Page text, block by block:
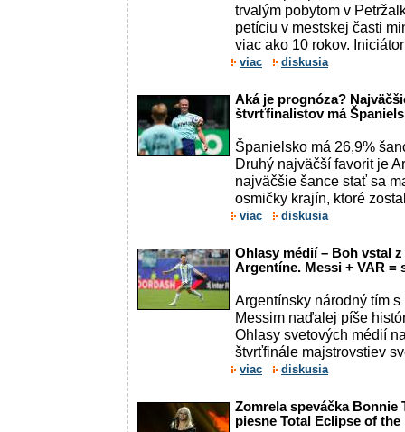
trvalým pobytom v
petíciu v mestskej časti
viac ako 10 rokov.
viac diskusia
Aká je prognóza?
štvrťfinalistov má
Španielsko má 26,9%
Druhý najväčší favorit je
najväčšie šance stať sa
osmičky krajín, ktoré
viac diskusia
Ohlasy médií – Boh vstal
Argentíne. Messi + VAR =
Argentínsky národný tím
Messim naďalej píše
Ohlasy svetových médií
štvrťfinále majstrovstiev
viac diskusia
Zomrela speváčka Bonnie
piesne Total Eclipse of the